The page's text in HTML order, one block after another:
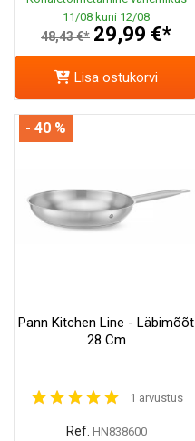
11/08 kuni 12/08
48,43 €* 29,99 €*
Lisa ostukorvi
Pann Kitchen Line - Läbimõõt
28 Cm
1 arvustus
Ref. HN838600
- 40 %